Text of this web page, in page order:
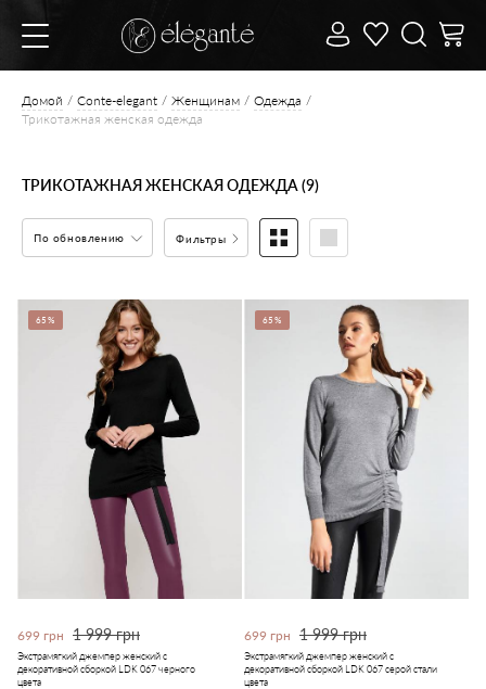
Домой Conte-elegant Женщинам
Одежда
Трикотажная женская одежда
ТРИКОТАЖНАЯ ЖЕНСКАЯ ОДЕЖДА (9)
По обновлению Фильтры
65%
699 грн 1 999 грн
Экстрамягкий джемпер женский с
декоративной сборкой LDK 067 черного
цвета
65%
699 грн 1 999 грн
Экстрамягкий джемпер женский с
декоративной сборкой LDK 067 серой стали
цвета